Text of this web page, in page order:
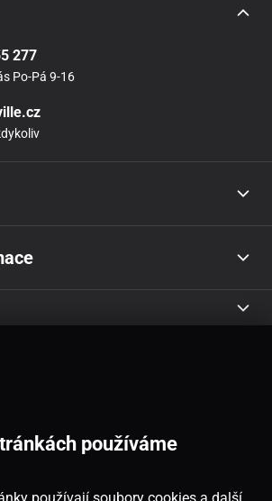
277
Po-Pá 9-16
mailem
zpracování osobních údajů
používáme